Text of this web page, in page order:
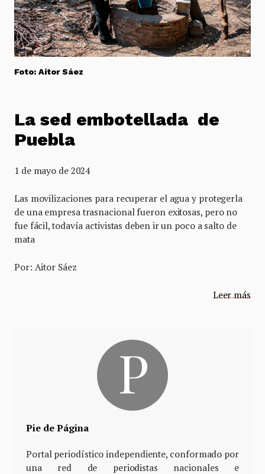
Foto: Aitor Sáez
La sed embotellada de
Puebla
1 de mayo de 2024
Las movilizaciones para recuperar el agua y protegerla
de una empresa trasnacional fueron exitosas, pero no
fue fácil, todavía activistas deben ir un poco a salto de
mata
Por: Aitor Sáez
Leer más
Pie de Página
Portal periodístico independiente, conformado por
una red de periodistas nacionales e